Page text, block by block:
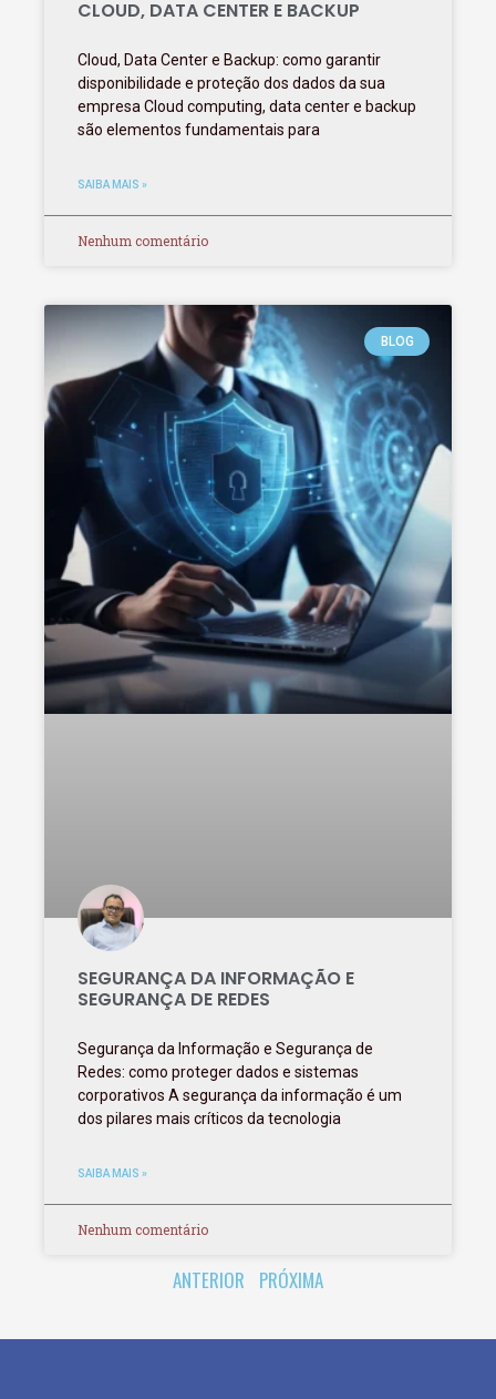
CLOUD, DATA CENTER E BACKUP
Cloud, Data Center e Backup: como garantir
disponibilidade e proteção dos dados da sua
empresa Cloud computing, data center e backup
são elementos fundamentais para
SAIBA MAIS »
Nenhum comentário
BLOG
SEGURANÇA DA INFORMAÇÃO E
SEGURANÇA DE REDES
Segurança da Informação e Segurança de
Redes: como proteger dados e sistemas
corporativos A segurança da informação é um
dos pilares mais críticos da tecnologia
SAIBA MAIS »
Nenhum comentário
ANTERIOR PRÓXIMA